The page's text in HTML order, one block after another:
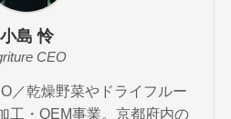
小島 怜
CEO
／乾燥野菜やドライフルー
工・OEM事業。京都府内の